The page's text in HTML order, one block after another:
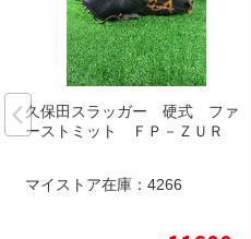
久保田スラッガー 硬式 ファ
ーストミット ＦＰ－ＺＵＲ
マイストア在庫： 4266